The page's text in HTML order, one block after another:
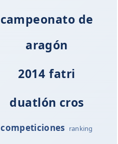
campeonato de
aragón
2014 fatri
duatlón cros
competiciones ranking